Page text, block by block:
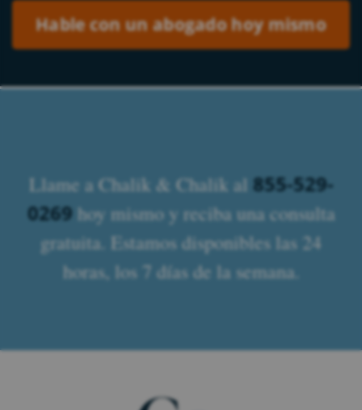
Llame a Chalik & Chalik al 855-529-
0269hoy mismo y reciba una consulta
gratuita. Estamos disponibles las 24
horas, los 7 días de la semana.